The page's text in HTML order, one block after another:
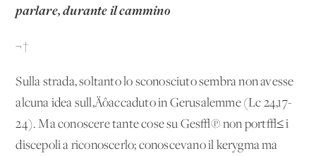
parlare, durante il cammino
¬†
Sulla strada, soltanto lo sconosciuto sembra non avesse
alcuna idea sull‚Äôaccaduto in Gerusalemme (Lc 24,17-
24). Ma conoscere tante cose su Ges√π non port√≤ i
discepoli a riconoscerlo; conoscevano il kerygma ma